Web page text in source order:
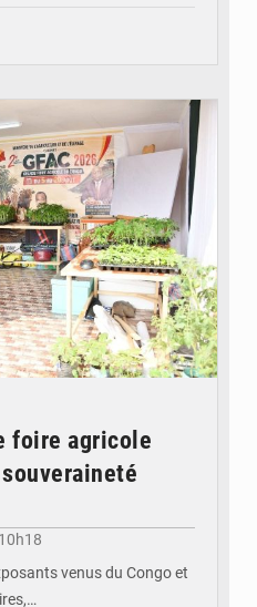
foire agricole
venus du Congo et